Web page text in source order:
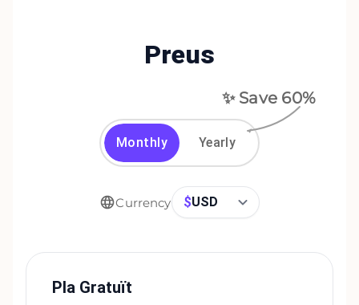
Preus
✨ Save 60%
Monthly Yearly
Currency $USD
Pla Gratuït